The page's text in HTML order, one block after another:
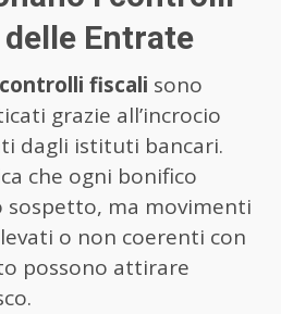
delle Entrate
controlli fiscali sono
grazie all’incrocio
dagli istituti bancari.
che ogni bonifico
sospetto, ma movimenti
o non coerenti con
possono attirare